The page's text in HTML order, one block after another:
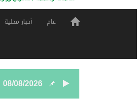
عام أخبار محلية
08/08/2026